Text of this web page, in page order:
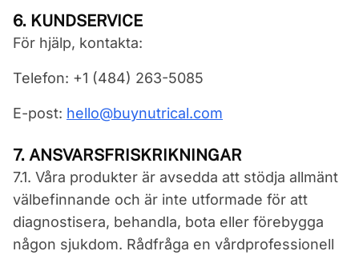
6. KUNDSERVICE
För hjälp, kontakta:
Telefon: +1 (484) 263-5085
E-post: hello@buynutrical.com
7. ANSVARSFRISKRIKNINGAR
7.1. Våra produkter är avsedda att stödja allmänt
välbefinnande och är inte utformade för att
diagnostisera, behandla, bota eller förebygga
någon sjukdom. Rådfråga en vårdprofessionell